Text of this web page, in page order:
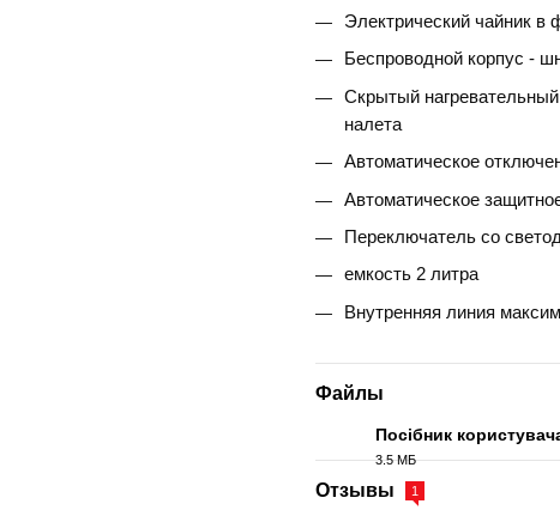
Электрический чайник в
Беспроводной корпус -
Скрытый
налета
Автоматическое
Автоматическое
Переключатель со
емкость 2 литра
Внутренняя линия
Файлы
Посібник
3.5 МБ
Отзывы 1